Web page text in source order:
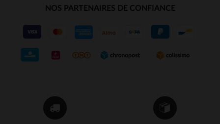
NOS PARTENAIRES DE CONFIANCE